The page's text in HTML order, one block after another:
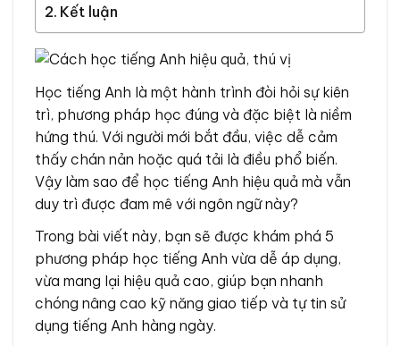
Kết luận
Học tiếng Anh là một hành trình đòi hỏi sự kiên
trì, phương pháp học đúng và đặc biệt là niềm
hứng thú. Với người mới bắt đầu, việc dễ cảm
thấy chán nản hoặc quá tải là điều phổ biến.
Vậy làm sao để học tiếng Anh hiệu quả mà vẫn
duy trì được đam mê với ngôn ngữ này?
Trong bài viết này, bạn sẽ được khám phá 5
phương pháp học tiếng Anh vừa dễ áp dụng,
vừa mang lại hiệu quả cao, giúp bạn nhanh
chóng nâng cao kỹ năng giao tiếp và tự tin sử
dụng tiếng Anh hàng ngày.